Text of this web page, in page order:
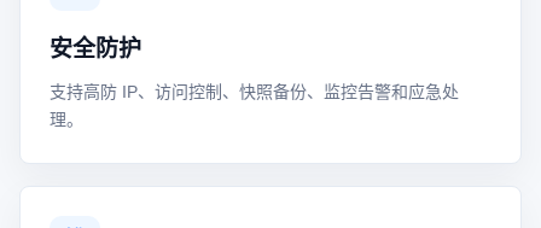
安全防护
支持高防 IP、访问控制、快照备份、监控告警和应急处
理。